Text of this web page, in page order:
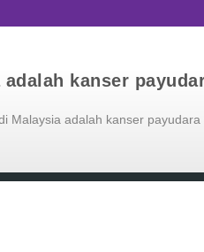
kanser
Malaysia adalah kanser payudara